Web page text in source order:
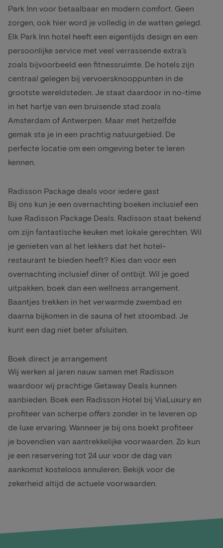
Park Inn voor betaalbaar en modern comfort. Geen
zorgen, ook hier word je volledig in de watten gelegd.
Elk Park Inn hotel heeft een eigentijds design en een
persoonlijke service met veel verrassende extra’s
zoals bijvoorbeeld een fitnessruimte. De hotels zijn
centraal gelegen bij vervoersknooppunten in de
grootste wereldsteden. Je staat daardoor in no-time
in het hartje van een bruisende stad zoals
Amsterdam of Antwerpen . Maar met hetzelfde
gemak sta je in een prachtig natuurgebied. De
perfecte locatie om een omgeving beter te leren
kennen.
Radisson Package deals voor iedere gast
Bij ons kun je een overnachting boeken inclusief een
luxe Radisson Package Deals. Radisson staat bekend
om zijn fantastische keuken met lokale gerechten. Wil
je genieten van al het lekkers dat het hotel-
restaurant te bieden heeft? Kies dan voor een
overnachting inclusief diner of ontbijt. Wil je goed
uitpakken, boek dan een wellness arrangement
Baantjes trekken in het verwarmde zwembad en
daarna bijkomen in de sauna of het stoombad. Je
kunt een dag niet beter afsluiten.
Boek direct je arrangement
Wij werken al jaren nauw samen met Radisson
waardoor wij prachtige Getaway Deals kunnen
aanbieden. Boek een Radisson Hotel bij ViaLuxury en
profiteer van scherpe offers zonder in te leveren op
de luxe ervaring. Wanneer je bij ons boekt profiteer
je bovendien van aantrekkelijke voorwaarden. Zo kun
je een reservering tot 24 uur voor de dag van
aankomst kosteloos annuleren. Bekijk voor de
zekerheid altijd de actuele voorwaarden.